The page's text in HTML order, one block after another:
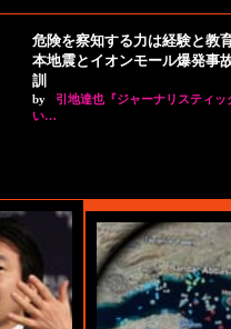
危険を察知する力は経験と教
本地震とイオンモール爆発事
訓
by
引地達也『ジャーナリスティッ
い…